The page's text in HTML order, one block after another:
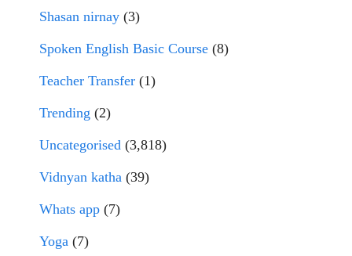
Shasan nirnay (3)
Spoken English Basic Course (8)
Teacher Transfer (1)
Trending (2)
Uncategorised (3,818)
Vidnyan katha (39)
Whats app (7)
Yoga (7)